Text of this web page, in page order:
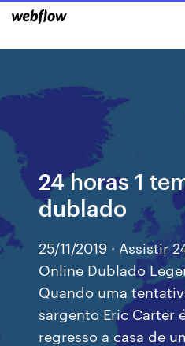
24 horas 1
dublado
25/11/2019 · Assistir
Online Dublado
Quando uma
sargento Eric Carter
regresso a casa de